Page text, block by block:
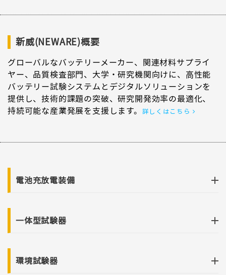
新威(NEWARE)概要
グローバルなバッテリーメーカー、関連材料サプライ
ヤー、品質検査部門、大学・研究機関向けに、高性能
バッテリー試験システムとデジタルソリューションを
提供し、技術的課題の突破、研究開発効率の最適化、
持続可能な産業発展を支援します。
詳しくはこちら
電池充放電装備
一体型試験器
環境試験器